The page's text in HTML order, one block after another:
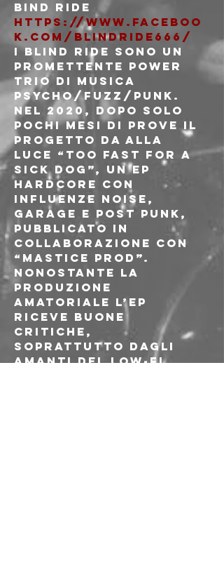
https://www.faceboo
k.com/BlindRide666/
I Blind Ride sono un
promettente power
trio di musica
psycho/fuzz/punk.
Nel 2020, dopo solo
pochi mesi di prove il
progetto da alla
luce “Too Fast for a
Sick Dog”, un EP
Hardcore con
influenze noise,
garage e post punk,
pubblicato in
collaborazione con
“Mastice Prod”.
Nonostante la
produzione
amatoriale l’EP
riceve buone
critiche,
soprattutto dagli
amanti del Low-fi.